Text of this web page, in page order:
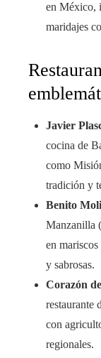
en México,
maridajes
Javier
cocina de
como
tradición y
Benito
Manzanilla
en
y sabrosas.
Corazón
restaurante
con
regionales.